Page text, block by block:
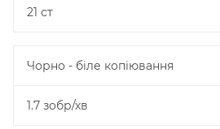
21 ст
Чорно - біле копіювання
1.7 зобр/хв